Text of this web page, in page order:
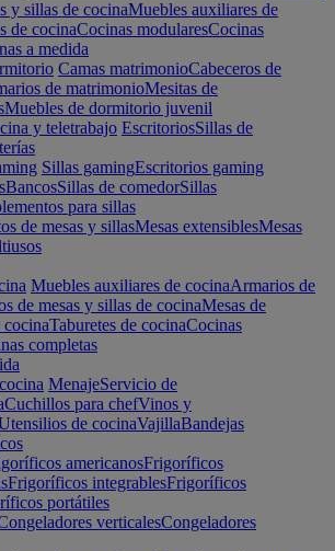
y sillas de cocinaMuebles auxiliares de
de cocinaCocinas modularesCocinas
a medida
Camas matrimonioCabeceros de
de matrimonioMesitas de
Muebles de dormitorio juvenil
y teletrabajo EscritoriosSillas de
Sillas gamingEscritorios gaming
BancosSillas de comedorSillas
para sillas
de mesas y sillasMesas extensiblesMesas
Muebles auxiliares de cocinaArmarios de
de mesas y sillas de cocinaMesas de
cocinaTaburetes de cocinaCocinas
completas
MenajeServicio de
Cuchillos para chefVinos y
de cocinaVajillaBandejas
americanosFrigoríficos
Frigoríficos integrablesFrigoríficos
portátiles
verticalesCongeladores